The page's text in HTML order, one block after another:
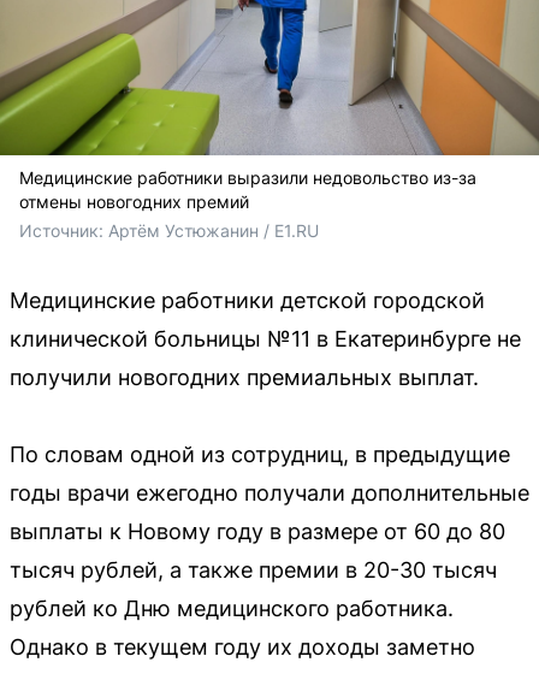
Медицинские работники выразили недовольство из-за
отмены новогодних премий
Источник: Артём Устюжанин / E1.RU
Медицинские работники детской городской
клинической больницы №11 в Екатеринбурге не
получили новогодних премиальных выплат.
По словам одной из сотрудниц, в предыдущие
годы врачи ежегодно получали дополнительные
выплаты к Новому году в размере от 60 до 80
тысяч рублей, а также премии в 20-30 тысяч
рублей ко Дню медицинского работника.
Однако в текущем году их доходы заметно